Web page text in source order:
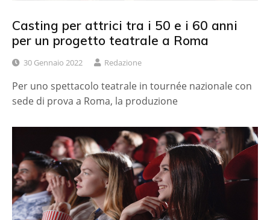
Casting per attrici tra i 50 e i 60 anni
per un progetto teatrale a Roma
30 Gennaio 2022 Redazione
Per uno spettacolo teatrale in tournée nazionale con
sede di prova a Roma, la produzione